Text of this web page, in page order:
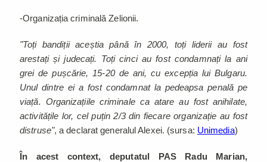
-Organizația criminală Zelionii.
"Toți bandiții aceștia până în 2000, toți liderii au fost
arestați și judecați. Toți cinci au fost condamnați la ani
grei de pușcărie, 15-20 de ani, cu excepția lui Bulgaru.
Unul dintre ei a fost condamnat la pedeapsa penală pe
viață. Organizațiile criminale ca atare au fost anihilate,
activitățile lor, cel puțin 2/3 din fiecare organizație au fost
distruse", a declarat generalul Alexei. (sursa: Unimedia)
În acest context, deputatul PAS Radu Marian,